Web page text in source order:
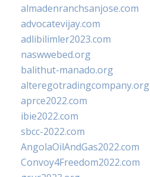
almadenranchsanjose.com
advocatevijay.com
adlibilimler2023.com
naswwebed.org
balithut-manado.org
alteregotradingcompany.org
aprce2022.com
ibie2022.com
sbcc-2022.com
AngolaOilAndGas2022.com
Convoy4Freedom2022.com